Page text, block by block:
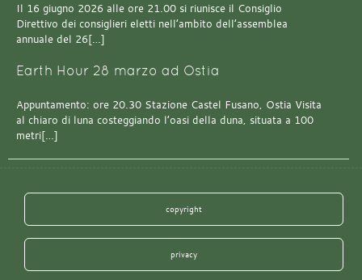
Il 16 giugno 2026 alle ore 21.00 si riunisce il Consiglio
Direttivo dei consiglieri eletti nell’ambito dell’assemblea
annuale del 26[…]
Earth Hour 28 marzo ad Ostia
Appuntamento: ore 20.30 Stazione Castel Fusano, Ostia Visita
al chiaro di luna costeggiando l’oasi della duna, situata a 100
metri[…]
copyright
privacy